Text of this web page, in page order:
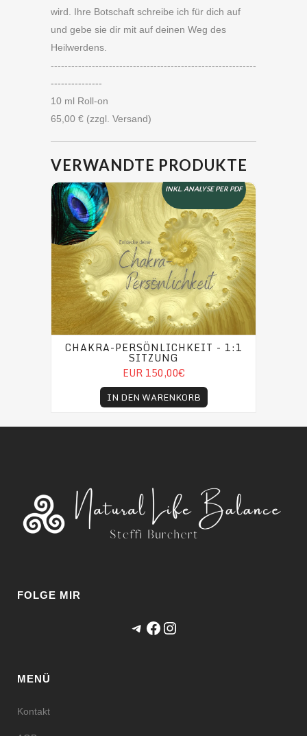
wird. Ihre Botschaft schreibe ich für dich auf
und gebe sie dir mit auf deinen Weg des
Heilwerdens.
------------------------------------------------------------
---------------
10 ml Roll-on
65,00 € (zzgl. Versand)
VERWANDTE PRODUKTE
INKL. ANALYSE PER PDF
Chakra-Persönlichkeit - 1:1 Sitzung
CHAKRA-PERSÖNLICHKEIT - 1:1
SITZUNG
EUR 150,00€
IN DEN WARENKORB
FOLGE MIR
Telegram
Facebook
Instagram
MENÜ
Kontakt